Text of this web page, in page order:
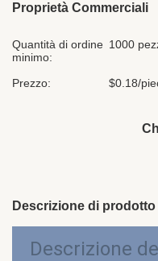
Proprietà Commerciali
Quantità di ordine
minimo:
1000
Prezzo: $0.18/
Descrizione di prodotto
Descrizione